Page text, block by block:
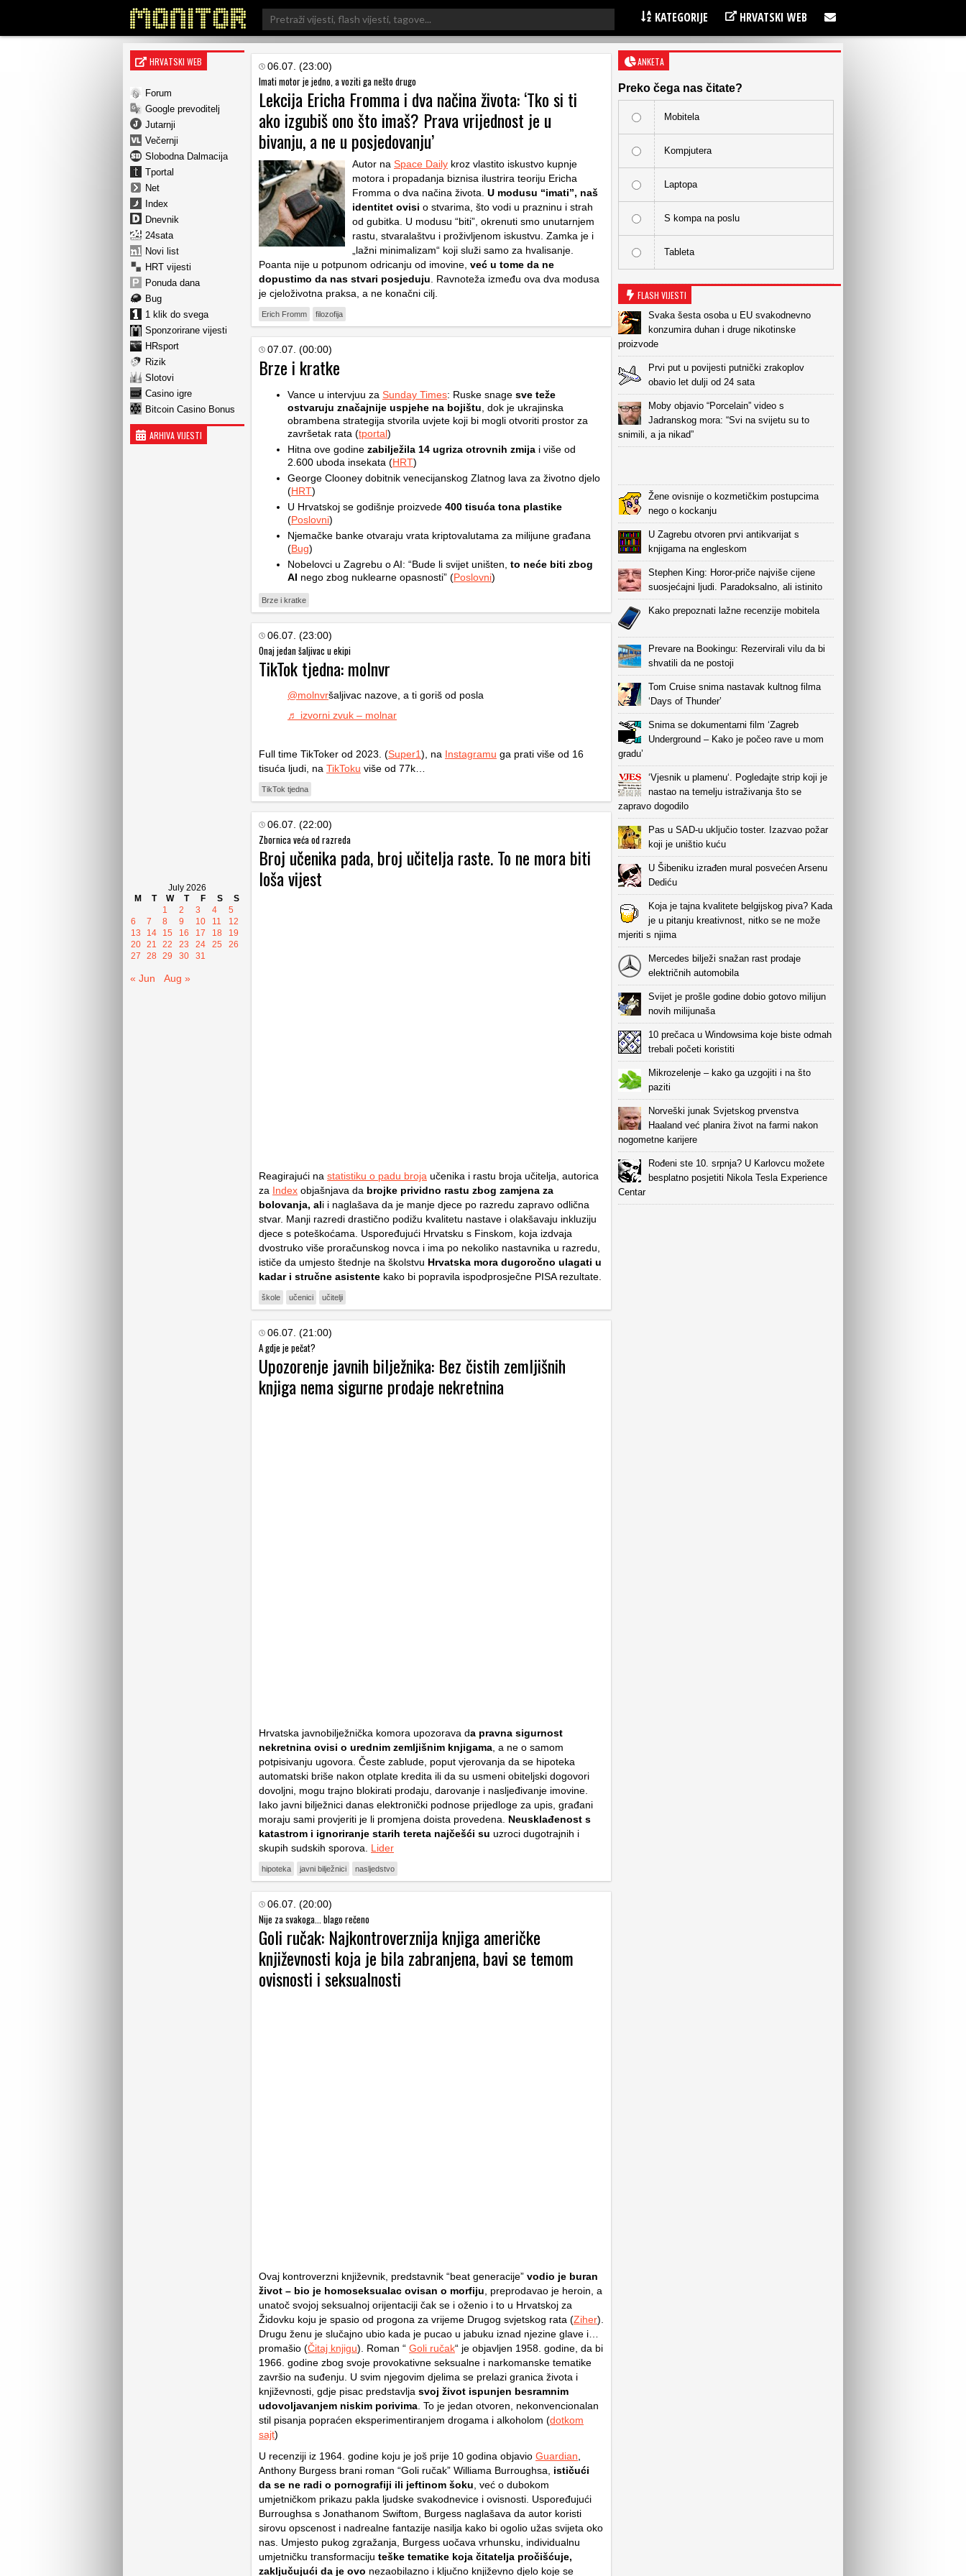
Search
for:
KATEGORIJE HRVATSKI WEB
HRVATSKI WEB
Forum
Google prevoditelj
Jutarnji
Večernji
Slobodna Dalmacija
Tportal
Net
Index
Dnevnik
24sata
Novi list
HRT vijesti
Ponuda dana
Bug
1 klik do svega
Sponzorirane vijesti
HRsport
Rizik
Slotovi
Casino igre
Bitcoin Casino Bonus
ARHIVA VIJESTI
July 2026
M
T W T F S
S
1
2 3 4
5
6
7 8 9 10 11
12
13
14 15 16 17 18
19
20 21 22 23 24 25
26
27
28 29 30 31
« Jun Aug »
06.07. (23:00)
Imati motor je jedno, a voziti ga nešto drugo
Lekcija Ericha Fromma i dva načina života: ‘Tko si ti
ako izgubiš ono što imaš? Prava vrijednost je u
bivanju, a ne u posjedovanju’
Autor na Space Daily kroz vlastito iskustvo kupnje
motora i propadanja biznisa ilustrira teoriju Ericha
Fromma o dva načina života. U modusu “imati”, naš
identitet ovisi o stvarima, što vodi u prazninu i strah
od gubitka. U modusu “biti”, okrenuti smo unutarnjem
rastu, stvaralaštvu i proživljenom iskustvu. Zamka je i
„lažni minimalizam“ koji služi samo za hvalisanje.
Poanta nije u potpunom odricanju od imovine, već u tome da ne
dopustimo da nas stvari posjeduju . Ravnoteža između ova dva modusa
je cjeloživotna praksa, a ne konačni cilj.
Erich Fromm filozofija
07.07. (00:00)
Brze i kratke
Vance u intervjuu za Sunday Times: Ruske snage sve teže
ostvaruju značajnije uspjehe na bojištu , dok je ukrajinska
obrambena strategija stvorila uvjete koji bi mogli otvoriti prostor za
završetak rata (tportal)
Hitna ove godine zabilježila 14 ugriza otrovnih zmija i više od
2.600 uboda insekata (HRT)
George Clooney dobitnik venecijanskog Zlatnog lava za životno djelo
(HRT)
U Hrvatskoj se godišnje proizvede 400 tisuća tona plastike
(Poslovni)
Njemačke banke otvaraju vrata kriptovalutama za milijune građana
(Bug)
Nobelovci u Zagrebu o AI: “Bude li svijet uništen, to neće biti zbog
AI nego zbog nuklearne opasnosti” (Poslovni)
Brze i kratke
06.07. (23:00)
Onaj jedan šaljivac u ekipi
TikTok tjedna: molnvr
@molnvršaljivac nazove, a ti goriš od posla
♬ izvorni zvuk – molnar
Full time TikToker od 2023. (Super1), na Instagramu ga prati više od 16
tisuća ljudi, na TikToku više od 77k…
TikTok tjedna
06.07. (22:00)
Zbornica veća od razreda
Broj učenika pada, broj učitelja raste. To ne mora biti
loša vijest
Reagirajući na statistiku o padu broja učenika i rastu broja učitelja, autorica
za Index objašnjava da brojke prividno rastu zbog zamjena za
bolovanja, ali i naglašava da je manje djece po razredu zapravo odlična
stvar. Manji razredi drastično podižu kvalitetu nastave i olakšavaju inkluziju
djece s poteškoćama. Uspoređujući Hrvatsku s Finskom, koja izdvaja
dvostruko više proračunskog novca i ima po nekoliko nastavnika u razredu,
ističe da umjesto štednje na školstvu Hrvatska mora dugoročno ulagati u
kadar i stručne asistente kako bi popravila ispodprosječne PISA rezultate.
škole učenici učitelji
06.07. (21:00)
A gdje je pečat?
Upozorenje javnih bilježnika: Bez čistih zemljišnih
knjiga nema sigurne prodaje nekretnina
Hrvatska javnobilježnička komora upozorava da pravna sigurnost
nekretnina ovisi o urednim zemljišnim knjigama , a ne o samom
potpisivanju ugovora. Česte zablude, poput vjerovanja da se hipoteka
automatski briše nakon otplate kredita ili da su usmeni obiteljski dogovori
dovoljni, mogu trajno blokirati prodaju, darovanje i nasljeđivanje imovine.
Iako javni bilježnici danas elektronički podnose prijedloge za upis, građani
moraju sami provjeriti je li promjena doista provedena. Neusklađenost s
katastrom i ignoriranje starih tereta najčešći su uzroci dugotrajnih i
skupih sudskih sporova. Lider
hipoteka javni bilježnici nasljedstvo
06.07. (20:00)
Nije za svakoga... blago rečeno
Goli ručak: Najkontroverznija knjiga američke
književnosti koja je bila zabranjena, bavi se temom
ovisnosti i seksualnosti
Ovaj kontroverzni književnik, predstavnik “beat generacije” vodio je buran
život – bio je homoseksualac ovisan o morfiju , preprodavao je heroin, a
unatoč svojoj seksualnoj orijentaciji čak se i oženio i to u Hrvatskoj za
Židovku koju je spasio od progona za vrijeme Drugog svjetskog rata (Ziher).
Drugu ženu je slučajno ubio kada je pucao u jabuku iznad njezine glave i…
promašio (Čitaj knjigu). Roman “ Goli ručak“ je objavljen 1958. godine, da bi
1966. godine zbog svoje provokativne seksualne i narkomanske tematike
završio na suđenju. U svim njegovim djelima se prelazi granica života i
književnosti, gdje pisac predstavlja svoj život ispunjen besramnim
udovoljavanjem niskim porivima . To je jedan otvoren, nekonvencionalan
stil pisanja popraćen eksperimentiranjem drogama i alkoholom (dotkom
sajt)
U recenziji iz 1964. godine koju je još prije 10 godina objavio Guardian
Anthony Burgess brani roman “Goli ručak” Williama Burroughsa,
ističući
da se ne radi o pornografiji ili jeftinom šoku , već o dubokom
umjetničkom prikazu pakla ljudske svakodnevice i ovisnosti. Uspoređujući
Burroughsa s Jonathanom Swiftom, Burgess naglašava da autor koristi
sirovu opscenost i nadrealne fantazije nasilja kako bi ogolio užas svijeta oko
nas. Umjesto pukog zgražanja, Burgess uočava vrhunsku, individualnu
umjetničku transformaciju teške tematike koja čitatelja pročišćuje,
zaključujući da je ovo nezaobilazno i ključno književno djelo koje se
ANKETA
Preko čega nas čitate?
Mobitela
Kompjutera
Laptopa
S kompa na poslu
Tableta
FLASH VIJESTI
Svaka šesta osoba u EU svakodnevno
konzumira duhan i druge nikotinske
proizvode
Prvi put u povijesti putnički zrakoplov
obavio let dulji od 24 sata
Moby objavio “Porcelain” video s
Jadranskog mora: “Svi na svijetu su to
snimili, a ja nikad”
Žene ovisnije o kozmetičkim postupcima
nego o kockanju
U Zagrebu otvoren prvi antikvarijat s
knjigama na engleskom
Stephen King: Horor-priče najviše cijene
suosjećajni ljudi. Paradoksalno, ali istinito
Kako prepoznati lažne recenzije mobitela
Prevare na Bookingu: Rezervirali vilu da bi
shvatili da ne postoji
Tom Cruise snima nastavak kultnog filma
‘Days of Thunder’
Snima se dokumentarni film ‘Zagreb
Underground – Kako je počeo rave u mom
gradu’
‘Vjesnik u plamenu‘. Pogledajte strip koji je
nastao na temelju istraživanja što se
zapravo dogodilo
Pas u SAD-u uključio toster. Izazvao požar
koji je uništio kuću
U Šibeniku izrađen mural posvećen Arsenu
Dediću
Koja je tajna kvalitete belgijskog piva? Kada
je u pitanju kreativnost, nitko se ne može
mjeriti s njima
Mercedes bilježi snažan rast prodaje
električnih automobila
Svijet je prošle godine dobio gotovo milijun
novih milijunaša
10 prečaca u Windowsima koje biste odmah
trebali početi koristiti
Mikrozelenje – kako ga uzgojiti i na što
paziti
Norveški junak Svjetskog prvenstva
Haaland već planira život na farmi nakon
nogometne karijere
Rođeni ste 10. srpnja? U Karlovcu možete
besplatno posjetiti Nikola Tesla Experience
Centar